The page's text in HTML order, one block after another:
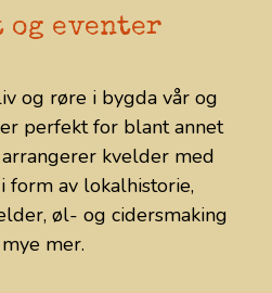
og eventer
og røre i bygda vår og
perfekt for blant annet
kvelder med
form av lokalhistorie,
øl- og cidersmaking
mer.